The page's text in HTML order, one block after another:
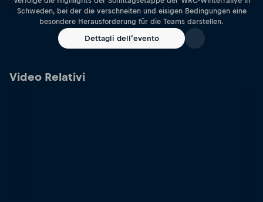
Schweden, bei der die verschneiten und eisigen Bedingungen eine
besondere Herausforderung für die Teams darstellen.
Dettagli dell’evento
Video Relativi